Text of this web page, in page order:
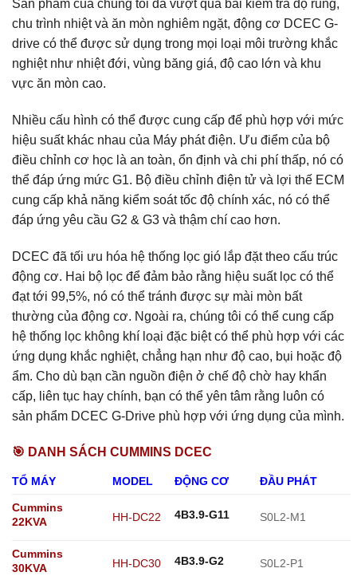
Sản phẩm của chúng tôi đã vượt qua bài kiểm tra độ rung,
chu trình nhiệt và ăn mòn nghiêm ngặt, động cơ DCEC G-
drive có thể được sử dụng trong mọi loại môi trường khắc
nghiệt như nhiệt đới, vùng băng giá, độ cao lớn và khu
vực ăn mòn cao.
Nhiều cấu hình có thể được cung cấp để phù hợp với mức
hiệu suất khác nhau của Máy phát điện. Ưu điểm của bộ
điều chỉnh cơ học là an toàn, ổn định và chi phí thấp, nó có
thể đáp ứng mức G1. Bộ điều chỉnh điện tử và lợi thế ECM
cung cấp khả năng kiểm soát tốc độ chính xác, nó có thể
đáp ứng yêu cầu G2 & G3 và thậm chí cao hơn.
DCEC đã tối ưu hóa hệ thống lọc gió lắp đặt theo cấu trúc
động cơ. Hai bộ lọc để đảm bảo rằng hiệu suất lọc có thể
đạt tới 99,5%, nó có thể tránh được sự mài mòn bất
thường của động cơ. Ngoài ra, chúng tôi có thể cung cấp
hệ thống lọc không khí loại đặc biệt có thể phù hợp với các
ứng dụng khắc nghiệt, chẳng hạn như độ cao, bụi hoặc độ
ẩm. Cho dù bạn cần nguồn điện ở chế độ chờ hay khẩn
cấp, liên tục hay chính, bạn có thể yên tâm rằng luôn có
sản phẩm DCEC G-Drive phù hợp với ứng dụng của mình.
🎯 DANH SÁCH CUMMINS DCEC
TỔ MÁY MODEL ĐỘNG CƠ ĐẦU PHÁT
Cummins
22KVA
HH-DC22 4B3.9-G11 S0L2-M1
Cummins
30KVA
HH-DC30 4B3.9-G2 S0L2-P1